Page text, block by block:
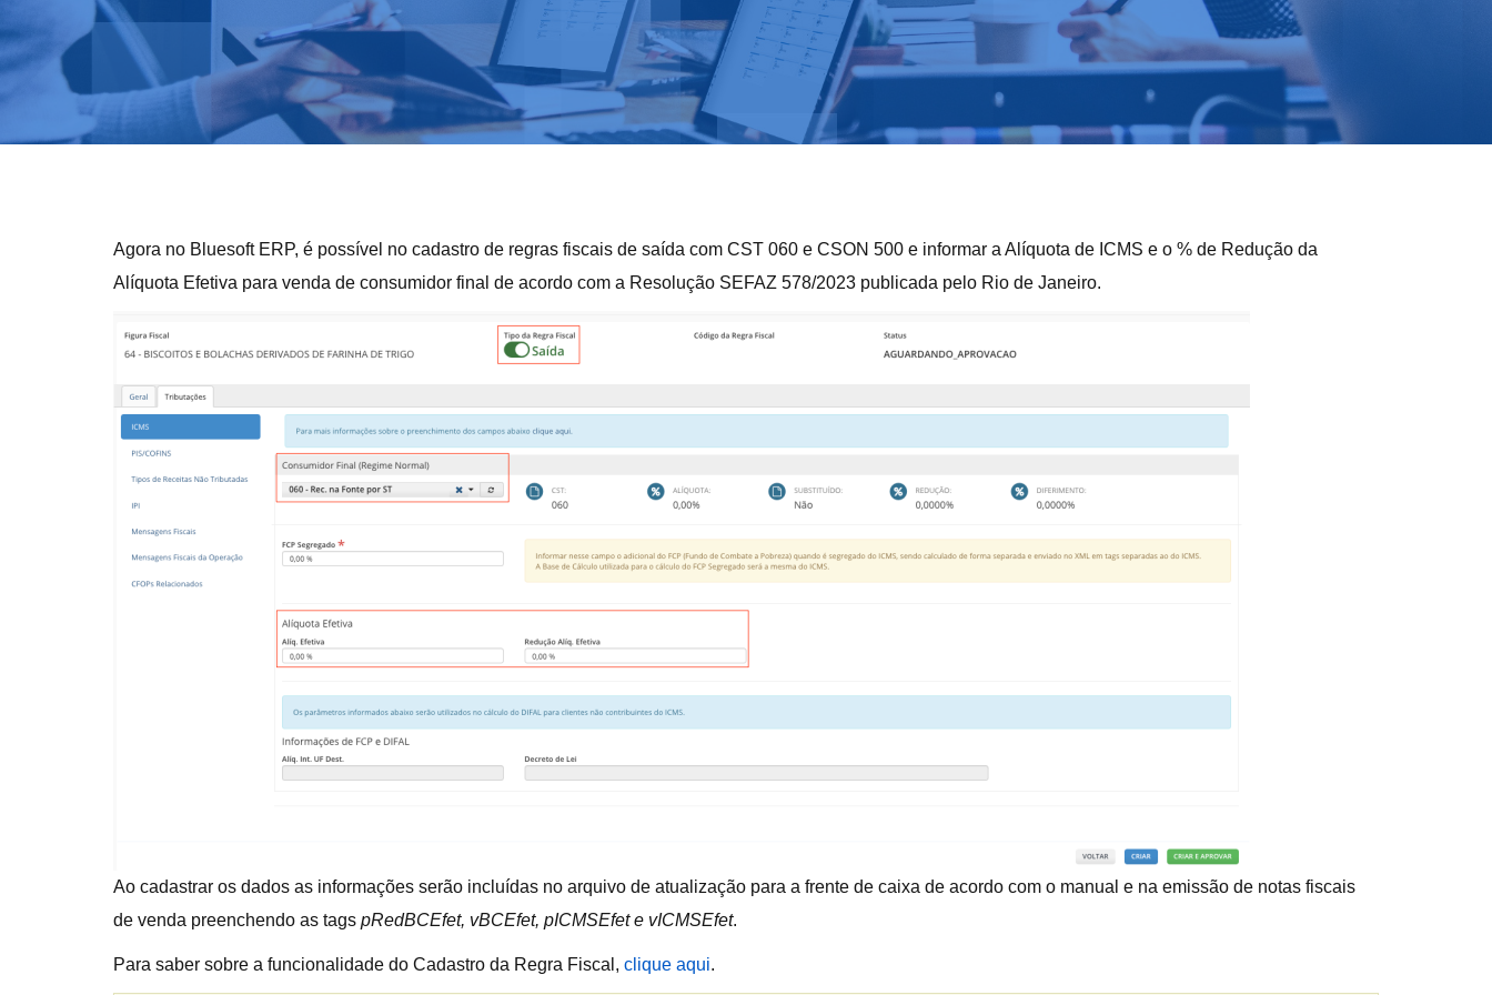
Agora no Bluesoft ERP, é possível no cadastro de regras fiscais de saída com CST 060 e CSON 500 e informar a Alíquota de ICMS e o % de Redução da
Alíquota Efetiva para venda de consumidor final de acordo com a Resolução SEFAZ 578/2023 publicada pelo Rio de Janeiro.
Ao cadastrar os dados as informações serão incluídas no arquivo de atualização para a frente de caixa de acordo com o manual e na emissão de notas fiscais
de venda preenchendo as tags pRedBCEfet, vBCEfet, pICMSEfet e vICMSEfet.
Para saber sobre a funcionalidade do Cadastro da Regra Fiscal, clique aqui.